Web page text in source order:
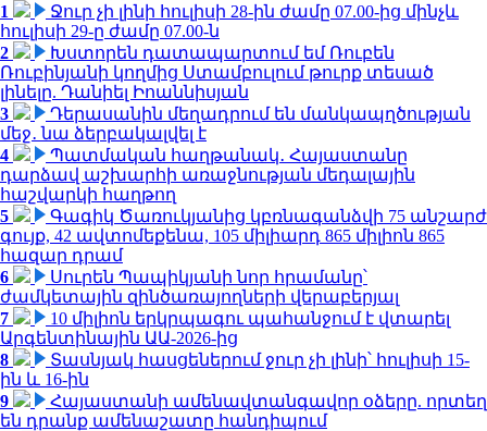
1
Ջուր չի լինի հուլիսի 28-ին ժամը 07.00-ից մինչև
հուլիսի 29-ը ժամը 07.00-ն
2
Խստորեն դատապարտում եմ Ռուբեն
Ռուբինյանի կողմից Ստամբուլում թուրք տեսած
լինելը. Դանիել Իոաննիսյան
3
Դերասանին մեղադրում են մանկապղծության
մեջ․ նա ձերբակալվել է
4
Պատմական հաղթանակ․ Հայաստանը
դարձավ աշխարհի առաջնության մեդալային
հաշվարկի հաղթող
5
Գագիկ Ծառուկյանից կբռնագանձվի 75 անշարժ
գույք, 42 ավտոմեքենա, 105 միլիարդ 865 միլիոն 865
հազար դրամ
6
Սուրեն Պապիկյանի նոր հրամանը՝
ժամկետային զինծառայողների վերաբերյալ
7
10 միլիոն երկրպագու պահանջում է վտարել
Արգենտինային ԱԱ-2026-ից
8
Տասնյակ հասցեներում ջուր չի լինի՝ հուլիսի 15-
ին և 16-ին
9
Հայաստանի ամենավտանգավոր օձերը. որտեղ
են դրանք ամենաշատը հանդիպում